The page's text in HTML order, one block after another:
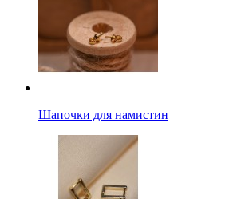
Шапочки для намистин